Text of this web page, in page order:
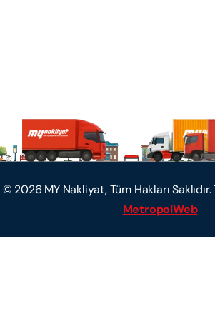
© 2026 MY Nakliyat, Tüm Hakları
MetropolWeb